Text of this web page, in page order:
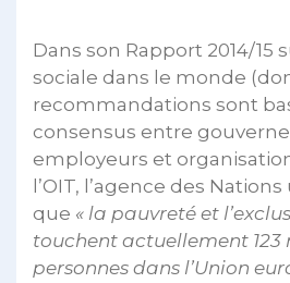
Dans son Rapport 2014/15
sociale dans le monde
recommandations sont
consensus entre
employeurs et
l’OIT, l’agence des
que « la pauvreté et
touchent actuellement 123
personnes dans l’Union